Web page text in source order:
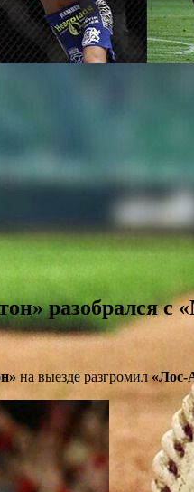
разобрался с
на выезде разгромил«Лос-